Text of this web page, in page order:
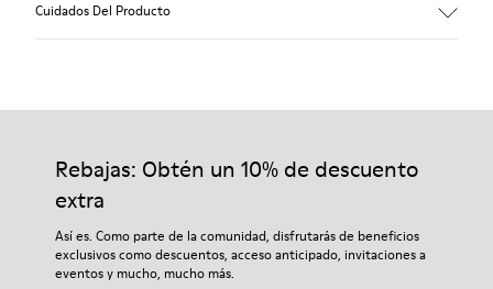
Cuidados Del Producto
Nuestros zapatos se han fabricado con materiales de primera
garantizará que duren más tiempo.
Si deseas obtener información detallada sobre cómo cuidar de
tu par, visita nuestraGuía para el cuidado del calzado.
Rebajas: Obtén un 10% de descuento
extra
Así es. Como parte de la comunidad, disfrutarás de beneficios
exclusivos como descuentos, acceso anticipado, invitaciones a
eventos y mucho, mucho más.